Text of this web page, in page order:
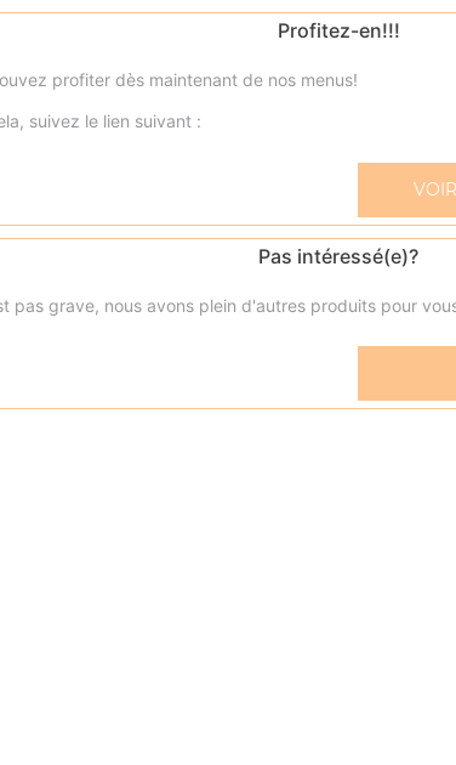
Fanta citron 33 cl
Profitez-en!!!
profiter dès maintenant de nos menus!
suivez le lien suivant :
Pas intéressé(e)?
pas grave, nous avons plein d'autres produits pour